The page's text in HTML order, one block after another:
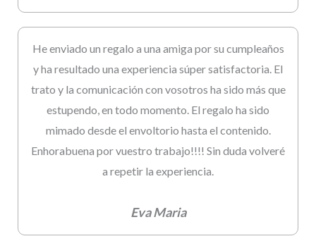
He enviado un regalo a una amiga por su cumpleaños
y ha resultado una experiencia súper satisfactoria. El
trato y la comunicación con vosotros ha sido más que
estupendo, en todo momento. El regalo ha sido
mimado desde el envoltorio hasta el contenido.
Enhorabuena por vuestro trabajo!!!! Sin duda volveré
a repetir la experiencia.
Eva Maria